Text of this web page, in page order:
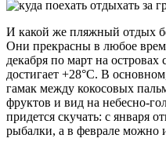
И какой же пляжный отдых
Они прекрасны в любое
декабря по март на островах
достигает +28°C. В
гамак между кокосовых
фруктов и вид на небесно-
придется скучать: с января
рыбалки, а в феврале можно